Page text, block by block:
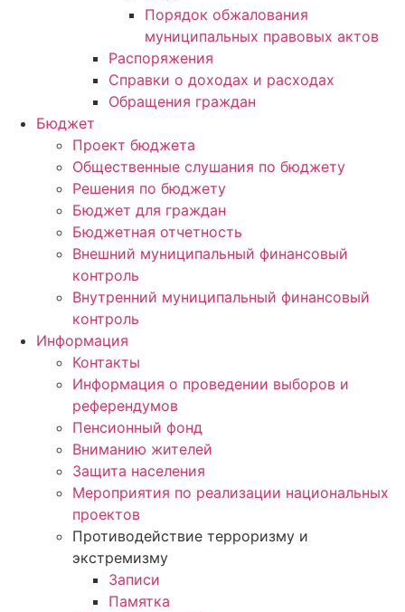
Порядок обжалования
муниципальных правовых актов
Распоряжения
Справки о доходах и расходах
Обращения граждан
Бюджет
Проект бюджета
Общественные слушания по бюджету
Решения по бюджету
Бюджет для граждан
Бюджетная отчетность
Внешний муниципальный финансовый
контроль
Внутренний муниципальный финансовый
контроль
Информация
Контакты
Информация о проведении выборов и
референдумов
Пенсионный фонд
Вниманию жителей
Защита населения
Мероприятия по реализации национальных
проектов
Противодействие терроризму и
экстремизму
Записи
Памятка